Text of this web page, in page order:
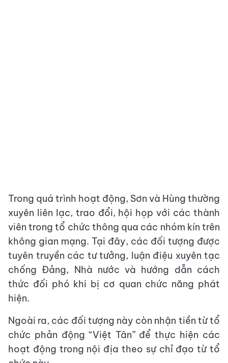
Trong quá trình hoạt động, Sơn và Hùng thường
xuyên liên lạc, trao đổi, hội họp với các thành
viên trong tổ chức thông qua các nhóm kín trên
không gian mạng. Tại đây, các đối tượng được
tuyên truyền các tư tưởng, luận điệu xuyên tạc
chống Đảng, Nhà nước và hướng dẫn cách
thức đối phó khi bị cơ quan chức năng phát
hiện.
Ngoài ra, các đối tượng này còn nhận tiền từ tổ
chức phản động “Việt Tân” để thực hiện các
hoạt động trong nội địa theo sự chỉ đạo từ tổ